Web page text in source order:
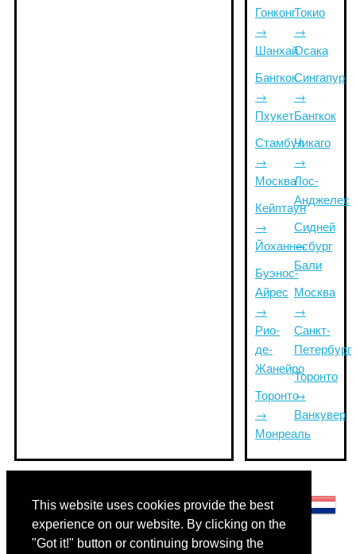
This website uses cookies provide the best
experience on our website. By clicking on the
"Got it!" button or continuing browsing the
Гонконг
→
Шанхай
Бангкок
→
Пхукет
Стамбул
→
Москва
Кейптаун
→
Йоханнесбург
Буэнос-
Айрес
→
Рио-
де-
Жанейро
Торонто
→
Монреаль
Токио
→
Осака
Сингапур
→
Бангкок
Чикаго
→
Лос-
Анджелес
Сидней
→
Бали
Москва
→
Санкт-
Петербург
Торонто
→
Ванкувер